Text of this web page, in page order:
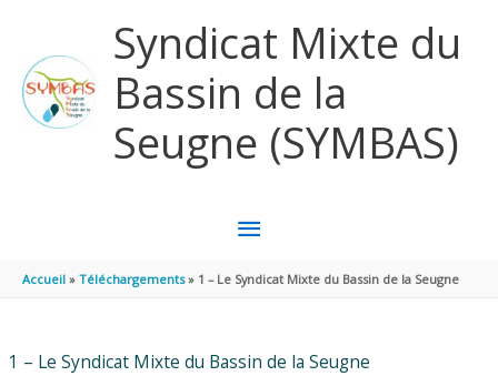
Syndicat Mixte du
Bassin de la
Seugne (SYMBAS)
MENU
PRINCIPAL
Accueil Téléchargements 1 – Le Syndicat Mixte du Bassin de la Seugne
1 – Le Syndicat Mixte du Bassin de la Seugne